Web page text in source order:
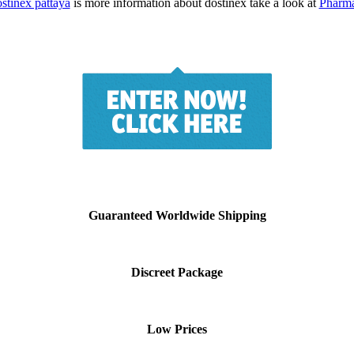
Guaranteed Worldwide Shipping
Discreet Package
Low Prices